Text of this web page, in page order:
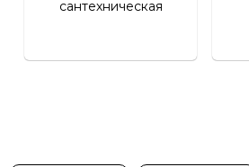
сантехническая